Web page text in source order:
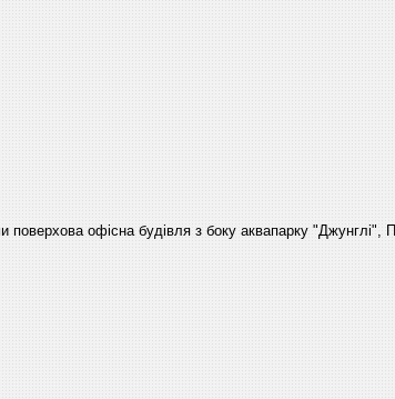
офісна будівля з боку аквапарку "Джунглі",